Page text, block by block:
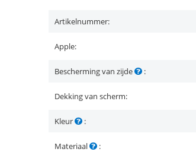
Artikelnummer:
Apple:
Bescherming van zijde :
Dekking van scherm:
Kleur :
Materiaal :